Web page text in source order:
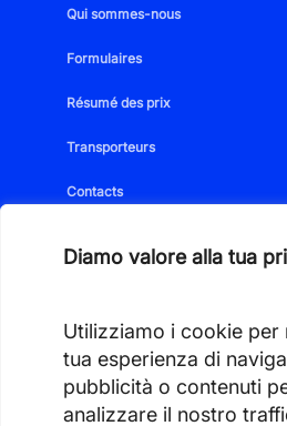
Diamo valore alla tua
Utilizziamo i cookie per
tua esperienza di
pubblicità o contenuti
analizzare il nostro
Qui sommes-nous
Formulaires
Résumé des prix
Transporteurs
Contacts
PIVA 01350350086